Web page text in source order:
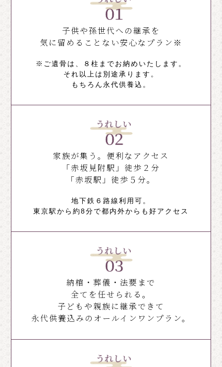
子供や孫世代への継承を
気に留めることない安心なプラン※
※ご遺骨は、８柱までお納めいたします。
それ以上は別途承ります。
もちろん永代供養込。
家族が集う。便利なアクセス
「赤坂見附駅」徒歩２分
「赤坂駅」徒歩５分。
地下鉄６路線利用可。
東京駅から約8分で都内外からも好アクセス
納棺・葬儀・法要まで
全てを任せられる。
子どもや親族に継承できて
永代供養込みのオールインワンプラン。